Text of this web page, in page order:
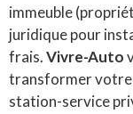
immeuble
juridique pour
frais.Vivre-Auto
transformer votre
station-service